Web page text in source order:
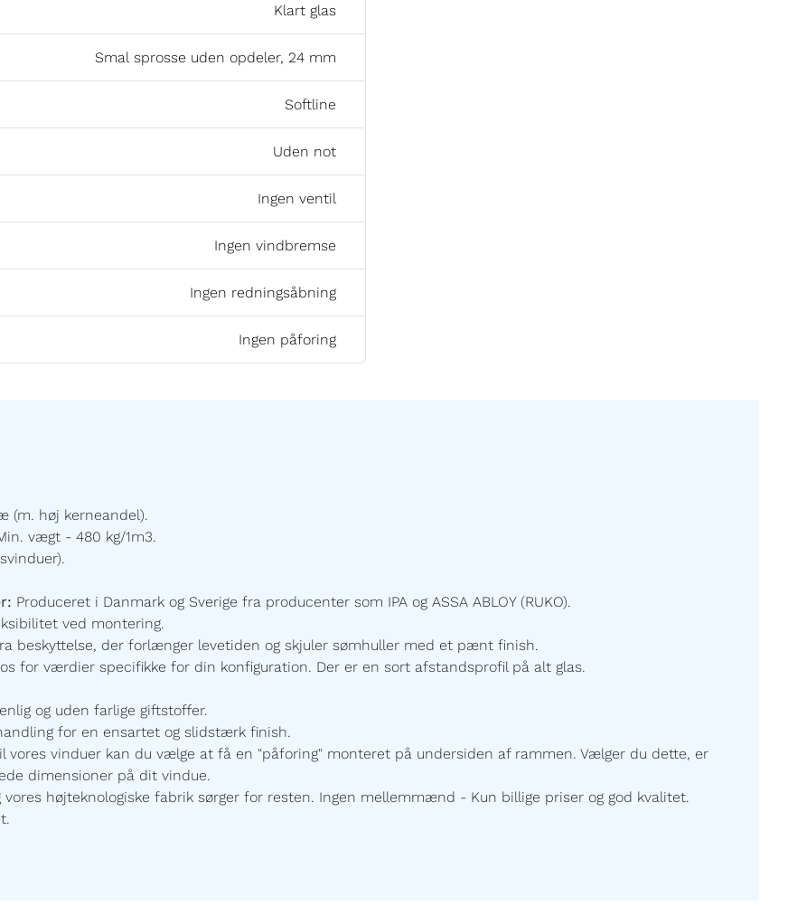
Klart glas
Smal sprosse uden opdeler, 24 mm
Softline
Uden not
Ingen ventil
Ingen vindbremse
Ingen redningsåbning
Ingen påforing
(m. høj kerneandel).
vægt - 480 kg/1m3.
Produceret i Danmark og Sverige fra producenter som IPA og ASSA ABLOY (RUKO).
ved montering.
beskyttelse, der forlænger levetiden og skjuler sømhuller med et pænt finish.
for værdier specifikke for din konfiguration. Der er en sort afstandsprofil på alt glas.
og uden farlige giftstoffer.
for en ensartet og slidstærk finish.
vores vinduer kan du vælge at få en "påforing" monteret på undersiden af rammen. Vælger du dette, er
dimensioner på dit vindue.
højteknologiske fabrik sørger for resten. Ingen mellemmænd - Kun billige priser og god kvalitet.